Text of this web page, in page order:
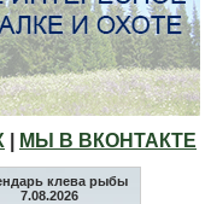
МЫ В ВКОНТАКТЕ
клева рыбы
7.08.2026